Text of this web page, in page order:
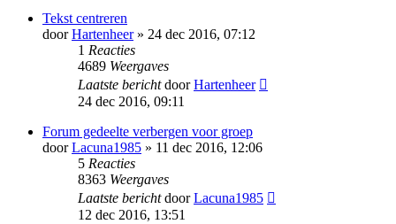
Tekst centreren
doorHartenheer» 24 dec 2016, 07:12
1 Reacties
4689 Weergaves
Laatste berichtdoorHartenheer
24 dec 2016, 09:11
Forum gedeelte verbergen voor groep
doorLacuna1985 » 11 dec 2016, 12:06
5 Reacties
8363 Weergaves
Laatste berichtdoorLacuna1985
12 dec 2016, 13:51